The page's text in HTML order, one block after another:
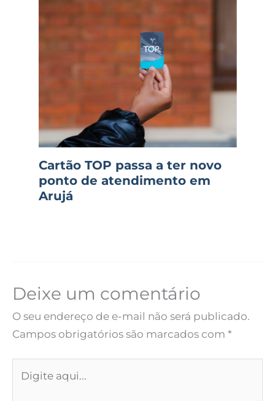
Cartão TOP passa a ter novo
ponto de atendimento em
Arujá
Deixe um comentário
O seu endereço de e-mail não será publicado.
Campos obrigatórios são marcados com *
aqui...